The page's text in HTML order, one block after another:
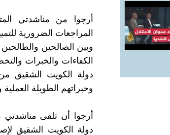
أرجوا من مناشدتي
المراجعات الضرورية
وبين الصالحين
الكفاءات والخبرات
دولة الكويت الشقيق
وخبراتهم الطويلة
أرجوا أن تلقى
دولة الكويت الشقيق